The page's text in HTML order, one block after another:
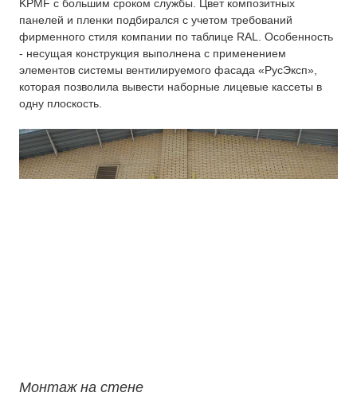
KPMF с большим сроком службы. Цвет композитных
панелей и пленки подбирался с учетом требований
фирменного стиля компании по таблице RAL. Особенность
- несущая конструкция выполнена с применением
элементов системы вентилируемого фасада «РусЭксп»,
которая позволила вывести наборные лицевые кассеты в
одну плоскость.
Монтаж на стене